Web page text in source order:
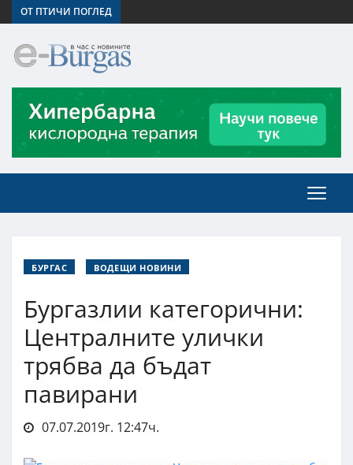
ОТ ПТИЧИ ПОГЛЕД
БУРГАС ВОДЕЩИ НОВИНИ
Бургазлии категорични:
Централните улички
трябва да бъдат
павирани
07.07.2019г. 12:47ч.